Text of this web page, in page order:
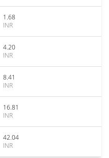
1.68
INR
4.20
INR
8.41
INR
16.81
INR
42.04
INR